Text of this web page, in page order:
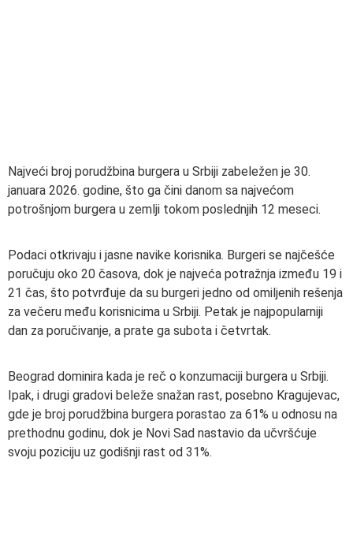
Najveći broj porudžbina burgera u Srbiji zabeležen je 30.
januara 2026. godine, što ga čini danom sa najvećom
potrošnjom burgera u zemlji tokom poslednjih 12 meseci.
Podaci otkrivaju i jasne navike korisnika. Burgeri se najčešće
poručuju oko 20 časova, dok je najveća potražnja između 19 i
21 čas, što potvrđuje da su burgeri jedno od omiljenih rešenja
za večeru među korisnicima u Srbiji. Petak je najpopularniji
dan za poručivanje, a prate ga subota i četvrtak.
Beograd dominira kada je reč o konzumaciji burgera u Srbiji.
Ipak, i drugi gradovi beleže snažan rast, posebno Kragujevac,
gde je broj porudžbina burgera porastao za 61% u odnosu na
prethodnu godinu, dok je Novi Sad nastavio da učvršćuje
svoju poziciju uz godišnji rast od 31%.